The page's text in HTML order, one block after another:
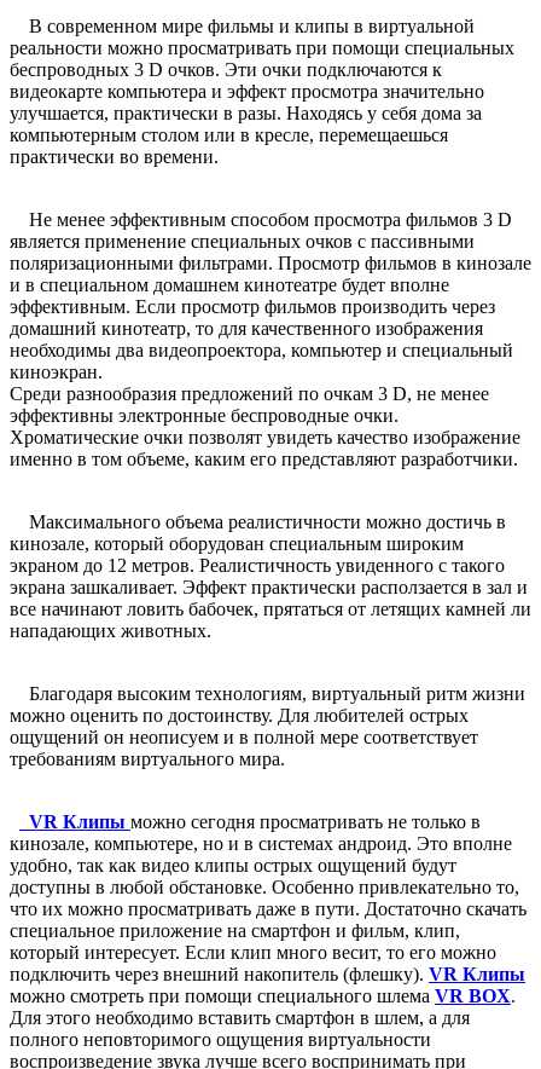
В современном мире фильмы и клипы в виртуальной
реальности можно просматривать при помощи специальных
беспроводных 3 D очков. Эти очки подключаются к
видеокарте компьютера и эффект просмотра значительно
улучшается, практически в разы. Находясь у себя дома за
компьютерным столом или в кресле, перемещаешься
практически во времени.
Не менее эффективным способом просмотра фильмов 3 D
является применение специальных очков с пассивными
поляризационными фильтрами. Просмотр фильмов в кинозале
и в специальном домашнем кинотеатре будет вполне
эффективным. Если просмотр фильмов производить через
домашний кинотеатр, то для качественного изображения
необходимы два видеопроектора, компьютер и специальный
киноэкран.
Среди разнообразия предложений по очкам 3 D, не менее
эффективны электронные беспроводные очки.
Хроматические очки позволят увидеть качество изображение
именно в том объеме, каким его представляют разработчики.
Максимального объема реалистичности можно достичь в
кинозале, который оборудован специальным широким
экраном до 12 метров. Реалистичность увиденного с такого
экрана зашкаливает. Эффект практически расползается в зал и
все начинают ловить бабочек, прятаться от летящих камней ли
нападающих животных.
Благодаря высоким технологиям, виртуальный ритм жизни
можно оценить по достоинству. Для любителей острых
ощущений он неописуем и в полной мере соответствует
требованиям виртуального мира.
VR Клипы можно сегодня просматривать не только в
кинозале, компьютере, но и в системах андроид. Это вполне
удобно, так как видео клипы острых ощущений будут
доступны в любой обстановке. Особенно привлекательно то,
что их можно просматривать даже в пути. Достаточно скачать
специальное приложение на смартфон и фильм, клип,
который интересует. Если клип много весит, то его можно
подключить через внешний накопитель (флешку). VR Клипы
можно смотреть при помощи специального шлема VR BOX.
Для этого необходимо вставить смартфон в шлем, а для
полного неповторимого ощущения виртуальности
воспроизведение звука лучше всего воспринимать при